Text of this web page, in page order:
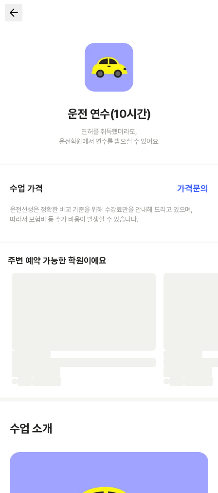
운전 연수(10시간)
면허를 취득했더라도,
운전학원에서 연수를 받으실 수 있어요.
수업 가격 가격문의
운전선생은 정확한 비교 기준을 위해 수강료만을 안내해 드리고 있으며,
따라서 보험비 등 추가 비용이 발생할 수 있습니다.
주변 예약 가능한 학원이에요
수업 소개